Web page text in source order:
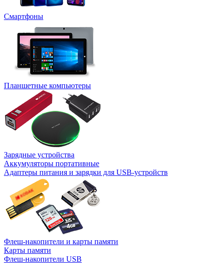
Смартфоны
Планшетные компьютеры
Зарядные устройства
Аккумуляторы портативные
Адаптеры питания и зарядки для USB-устройств
Флеш-накопители и карты памяти
Карты памяти
Флеш-накопители USB